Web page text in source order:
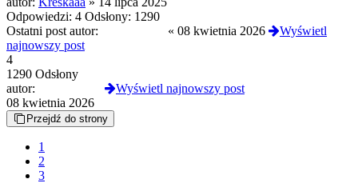
Odpowiedzi: 4 Odsłony: 1290
Ostatni post autor:
« 08 kwietnia 2026
Wyświetl
najnowszy post
4
1290 Odsłony
autor:
Wyświetl najnowszy post
08 kwietnia 2026
Przejdź do strony
1
2
3